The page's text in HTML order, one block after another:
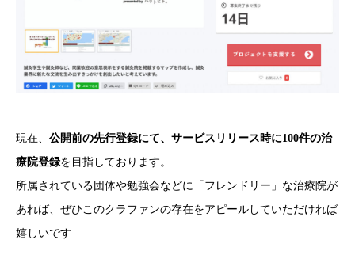
現在、 公開前の先行登録にて、サービスリリース時に100件の治
療院登録を目指しております。
所属されている団体や勉強会などに「フレンドリー」な治療院が
あれば、ぜひこのクラファンの存在をアピールしていただければ
嬉しいです